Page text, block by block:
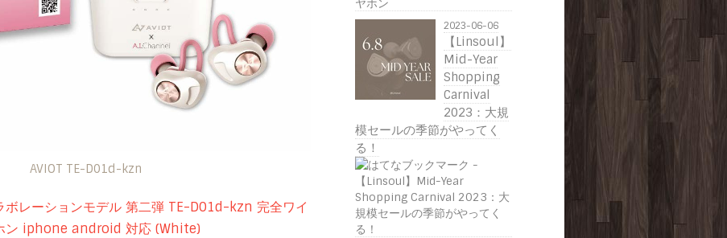
AVIOT TE-D01d-kzn
ボレーションモデル 第二弾 TE-D01d-kzn 完全ワイ
ン iphone android 対応 (White)
2023-06-06
【Linsoul】
Mid-Year
Shopping
Carnival
2023：大規
模セールの季節がやってく
る！